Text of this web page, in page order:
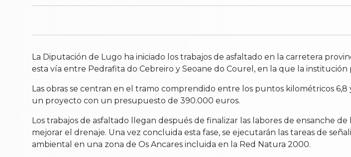
La Diputación de Lugo ha iniciado los trabajos de asfaltado en la carretera
esta vía entre Pedrafita do Cebreiro y Seoane do Courel, en la que la
Las obras se centran en el tramo comprendido entre los puntos kilométricos
un proyecto con un presupuesto de 390.000 euros.
Los trabajos de asfaltado llegan después de finalizar las labores de ensanche
mejorar el drenaje. Una vez concluida esta fase, se ejecutarán las tareas de
ambiental en una zona de Os Ancares incluida en la Red Natura 2000.